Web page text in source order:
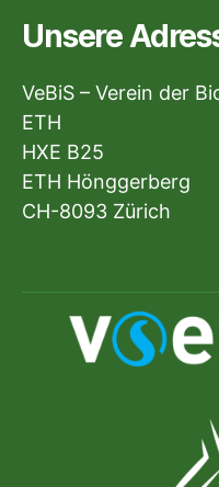
Unsere
VeBiS – Verein der
ETH
HXE B25
ETH Hönggerberg
CH-8093 Zürich